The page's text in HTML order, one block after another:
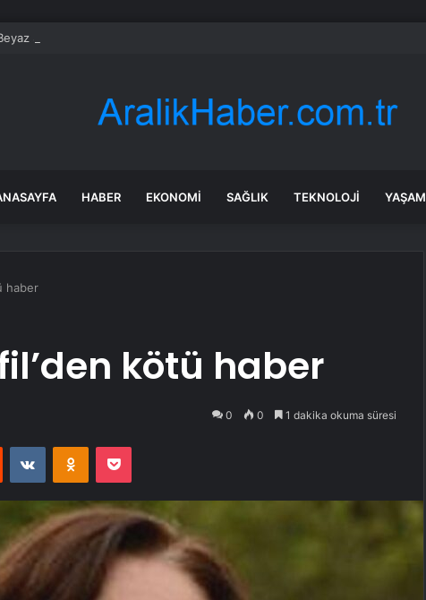
Saray Yakınında Silahlı Saldırı
HABER EKONOMI SAĞLIK TEKNOLOJI YAŞAM
haber
kötü haber
0 0 1 dakika okuma süresi
Reddit VKontakteOdnoklassniki
Pocket